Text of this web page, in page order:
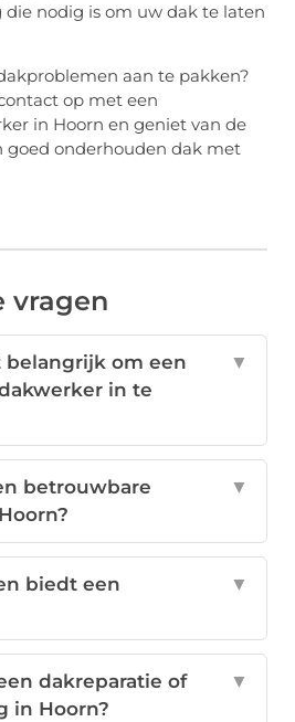
die nodig is om uw dak te laten
aan te pakken?
op met een
in Hoorn en geniet van de
goed onderhouden dak met
vragen
belangrijk om een
in te
▼
betrouwbare
▼
biedt een
▼
dakreparatie of
in Hoorn?
▼